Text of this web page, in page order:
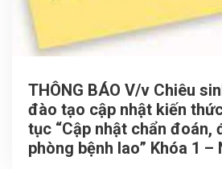
THÔNG BÁO V/v Chiêu
đào tạo cập nhật kiến
tục “Cập nhật chẩn đoán,
phòng bệnh lao” Khóa 1 –